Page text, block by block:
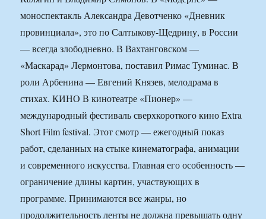
моноспектакль Александра Девотченко «Дневник
провинциала», это по Салтыкову-Щедрину, в России
— всегда злободневно. В Вахтанговском —
«Маскарад» Лермонтова, поставил Римас Туминас. В
роли Арбенина — Евгений Князев, мелодрама в
стихах. КИНО В кинотеатре «Пионер» —
международный фестиваль сверхкороткого кино Extra
Short Film festival. Этот смотр — ежегодный показ
работ, сделанных на стыке кинематографа, анимации
и современного искусства. Главная его особенность —
ограничение длины картин, участвующих в
программе. Принимаются все жанры, но
продолжительность ленты не должна превышать одну